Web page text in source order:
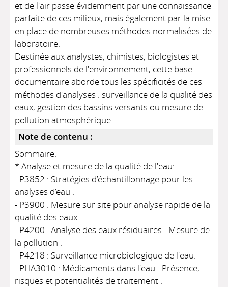
et de l'air passe évidemment par une connaissance
parfaite de ces milieux, mais également par la mise
en place de nombreuses méthodes normalisées de
laboratoire.
Destinée aux analystes, chimistes, biologistes et
professionnels de l'environnement, cette base
documentaire aborde tous les spécificités de ces
méthodes d'analyses : surveillance de la qualité des
eaux, gestion des bassins versants ou mesure de
pollution atmosphérique.
Note de contenu :
Sommaire:
* Analyse et mesure de la qualité de l'eau:
- P3852 : Stratégies d’échantillonnage pour les
analyses d’eau .
- P3900 : Mesure sur site pour analyse rapide de la
qualité des eaux .
- P4200 : Analyse des eaux résiduaires - Mesure de
la pollution .
- P4218 : Surveillance microbiologique de l'eau.
- PHA3010 : Médicaments dans l'eau - Présence,
risques et potentialités de traitement .